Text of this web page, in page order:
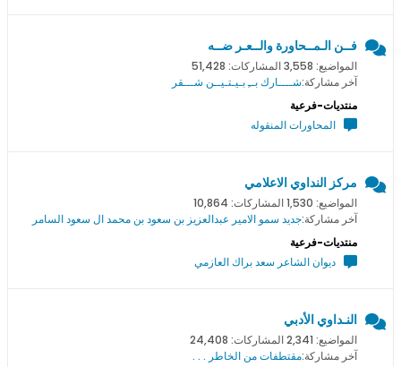
فــن الـمــحاورة والــعـر ضــه
المواضيع: 3,558 المشاركات: 51,428
آخر مشاركة:شــــارك بــِ بـيـتـيــن شـــقر
منتديات-فرعية
المحاورات المنقوله
مركز النداوي الاعلامي
المواضيع: 1,530 المشاركات: 10,864
آخر مشاركة:جديد سمو اﻻمير عبدالعزيز بن سعود بن محمد ال سعود السامر
منتديات-فرعية
ديوان الشاعر سعد براك العازمي
النـداوي الأدبي
المواضيع: 2,341 المشاركات: 24,408
آخر مشاركة:مقتطفات من الخاطر . . .